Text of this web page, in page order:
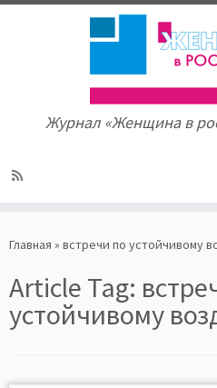
to
Журнал «Женщина в
Главная » встречи по устойчивому
Article Tag:
устойчивому